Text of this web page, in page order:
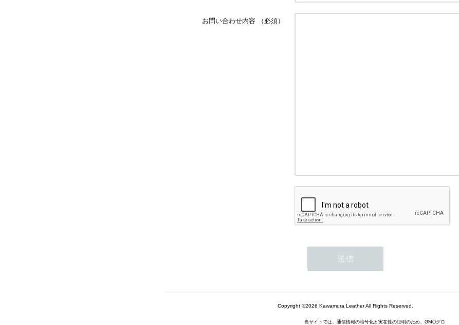
お問い合わせ内容 （必須）
Copyright ©2026 Kawamura Leather All Rights Reserved.
当サイトでは、通信情報の暗号化と実在性の証明のため、GMOグロ